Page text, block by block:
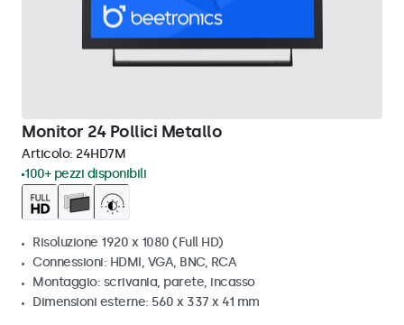
Monitor 24 Pollici Metallo
Articolo: 24HD7M
100+ pezzi disponibili
Risoluzione 1920 x 1080 (Full HD)
Connessioni: HDMI, VGA, BNC, RCA
Montaggio: scrivania, parete, incasso
Dimensioni esterne: 560 x 337 x 41 mm